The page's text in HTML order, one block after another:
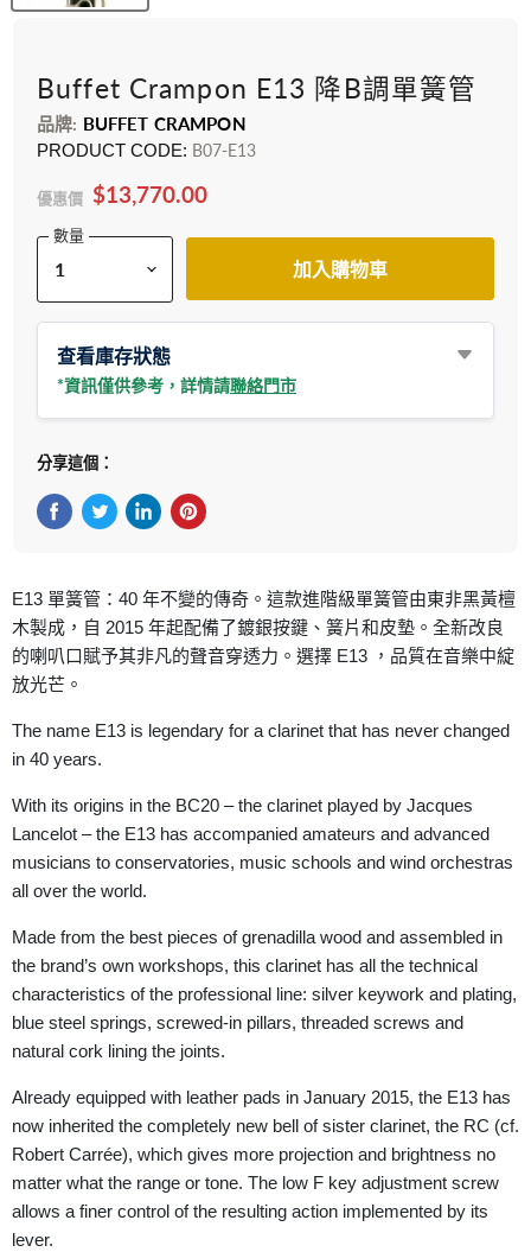
Buffet Crampon E13 降B調單簧管
品牌: BUFFET CRAMPON
PRODUCT CODE: B07-E13
優惠價 $13,770.00
數量
加入購物車
查看庫存狀態
*資訊僅供參考，詳情請聯絡門市
分享這個：
E13 單簧管：40 年不變的傳奇。這款進階級單簧管由東非黑黃檀
木製成，自 2015 年起配備了鍍銀按鍵、簧片和皮墊。全新改良
的喇叭口賦予其非凡的聲音穿透力。選擇 E13 ，品質在音樂中綻
放光芒。
The name E13 is legendary for a clarinet that has never changed
in 40 years.
With its origins in the BC20 – the clarinet played by Jacques
Lancelot – the E13 has accompanied amateurs and advanced
musicians to conservatories, music schools and wind orchestras
all over the world.
Made from the best pieces of grenadilla wood and assembled in
the brand’s own workshops, this clarinet has all the technical
characteristics of the professional line: silver keywork and plating,
blue steel springs, screwed-in pillars, threaded screws and
natural cork lining the joints.
Already equipped with leather pads in January 2015, the E13 has
now inherited the completely new bell of sister clarinet, the RC (cf.
Robert Carrée), which gives more projection and brightness no
matter what the range or tone. The low F key adjustment screw
allows a finer control of the resulting action implemented by its
lever.